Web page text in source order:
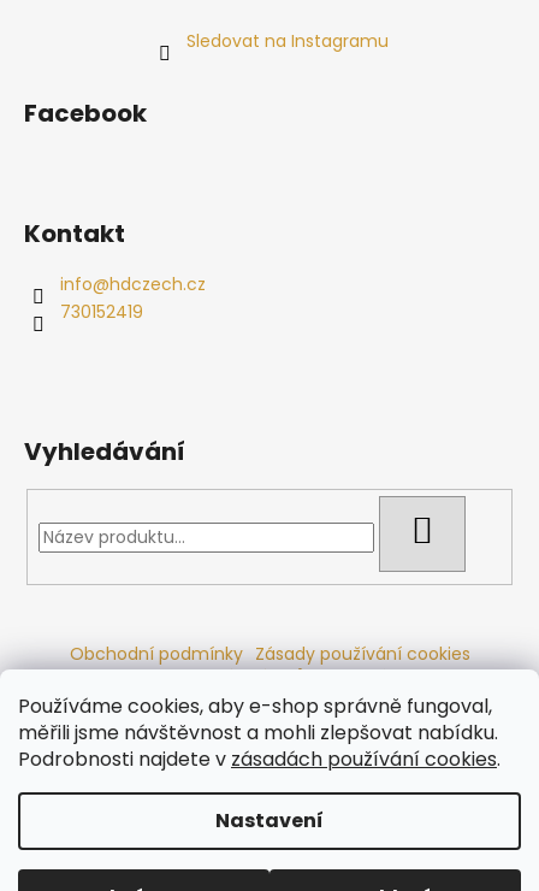
Používáme cookies, aby e-shop správně fungoval,
měřili jsme návštěvnost a mohli zlepšovat nabídku.
Podrobnosti najdete v zásadách používání cookies.
Nastavení
Sledovat na Instagramu
Facebook
Kontakt
info@hdczech.cz
730152419
Vyhledávání
Obchodní podmínky Zásady používání cookies
Ochrana osobních údajů Dřevěné sauny
Odstoupení od smlouvy Reklamační řád Kontakty
Koupací sudy
Radiátory
Copyright 2026Ráj saun. Všechna práva vyhrazena.